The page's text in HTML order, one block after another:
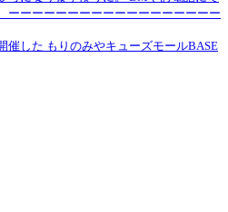
催した もりのみやキューズモールBASE